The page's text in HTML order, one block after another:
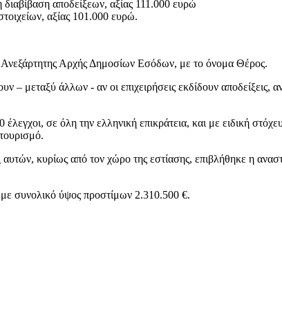
διαβίβαση αποδείξεων, αξίας 111.000 ευρώ
αξίας 101.000 ευρώ.
Ανεξάρτητης Αρχής Δημοσίων Εσόδων, με το όνομα Θέρος.
– μεταξύ άλλων - αν οι επιχειρήσεις εκδίδουν αποδείξεις,
σε όλη την ελληνική επικράτεια, και με ειδική
κυρίως από τον χώρο της εστίασης, επιβλήθηκε η
συνολικό ύψος προστίμων 2.310.500 €.